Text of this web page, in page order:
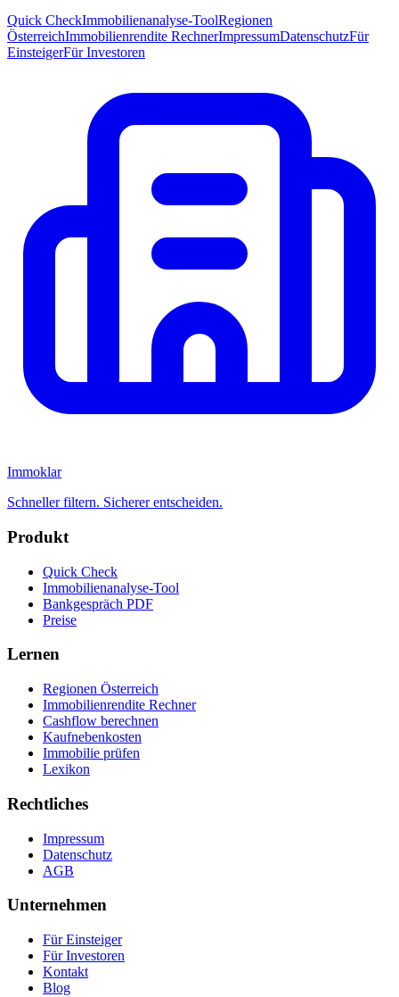
Quick CheckImmobilienanalyse-ToolRegionen
ÖsterreichImmobilienrendite RechnerImpressumDatenschutzFür
EinsteigerFür Investoren
Immoklar
Schneller filtern. Sicherer entscheiden.
Produkt
Quick Check
Immobilienanalyse-Tool
Bankgespräch PDF
Preise
Lernen
Regionen Österreich
Immobilienrendite Rechner
Cashflow berechnen
Kaufnebenkosten
Immobilie prüfen
Lexikon
Rechtliches
Impressum
Datenschutz
AGB
Unternehmen
Für Einsteiger
Für Investoren
Kontakt
Blog